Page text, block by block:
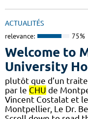
ACTUALITÉS
relevance: 75%
Welcome to
University
plutôt que d’un
par le CHU de
Vincent Costalat et
Montpellier, Le Dr.